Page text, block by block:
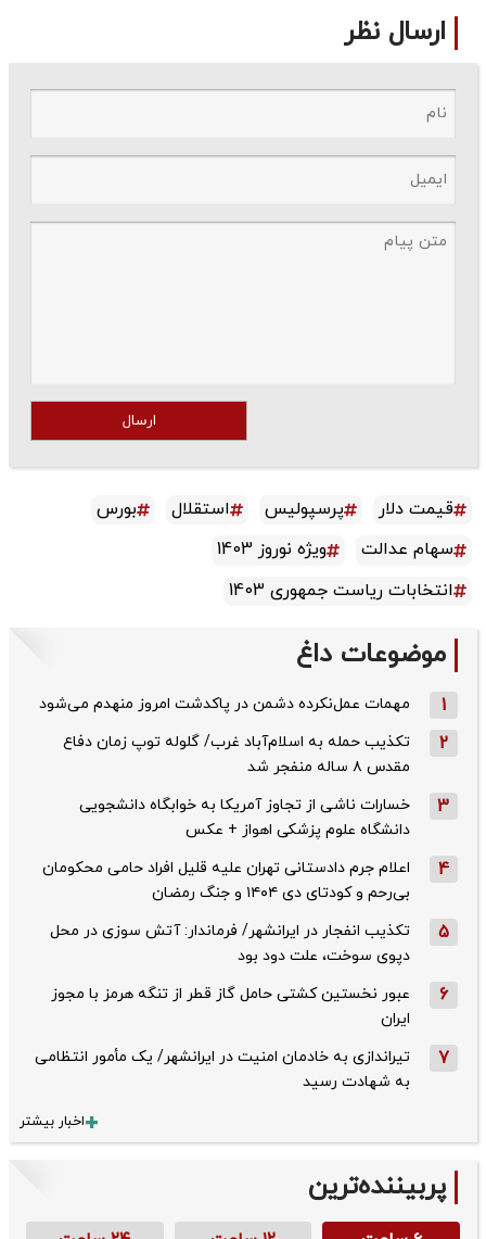
ارسال نظر
ارسال
قیمت دلار پرسپولیس استقلال
بورس
سهام عدالت
ویژه نوروز 1403
انتخابات ریاست جمهوری 1403
موضوعات داغ
1 مهمات عمل‌نکرده دشمن در پاکدشت امروز منهدم می‌شود
2
تکذیب حمله به اسلام‌آباد غرب/ گلوله توپ زمان دفاع
مقدس ۸ ساله منفجر شد
3
خسارات ناشی از تجاوز آمریکا به خوابگاه دانشجویی
دانشگاه علوم پزشکی اهواز + عکس
4
اعلام جرم دادستانی تهران علیه قلیل افراد حامی محکومان
بی‌رحم و کودتای دی‌ ۱۴۰۴ و جنگ رمضان
5
تکذیب ‌انفجار در ایرانشهر/ فرماندار: آتش سوزی در محل
دپوی سوخت، علت دود بود
6
عبور نخستین کشتی حامل گاز قطر از تنگه هرمز با مجوز
ایران
7
تیراندازی به خادمان امنیت در ایرانشهر/ یک مأمور انتظامی
به شهادت رسید
اخبار بیشتر
پربیننده‌ترین